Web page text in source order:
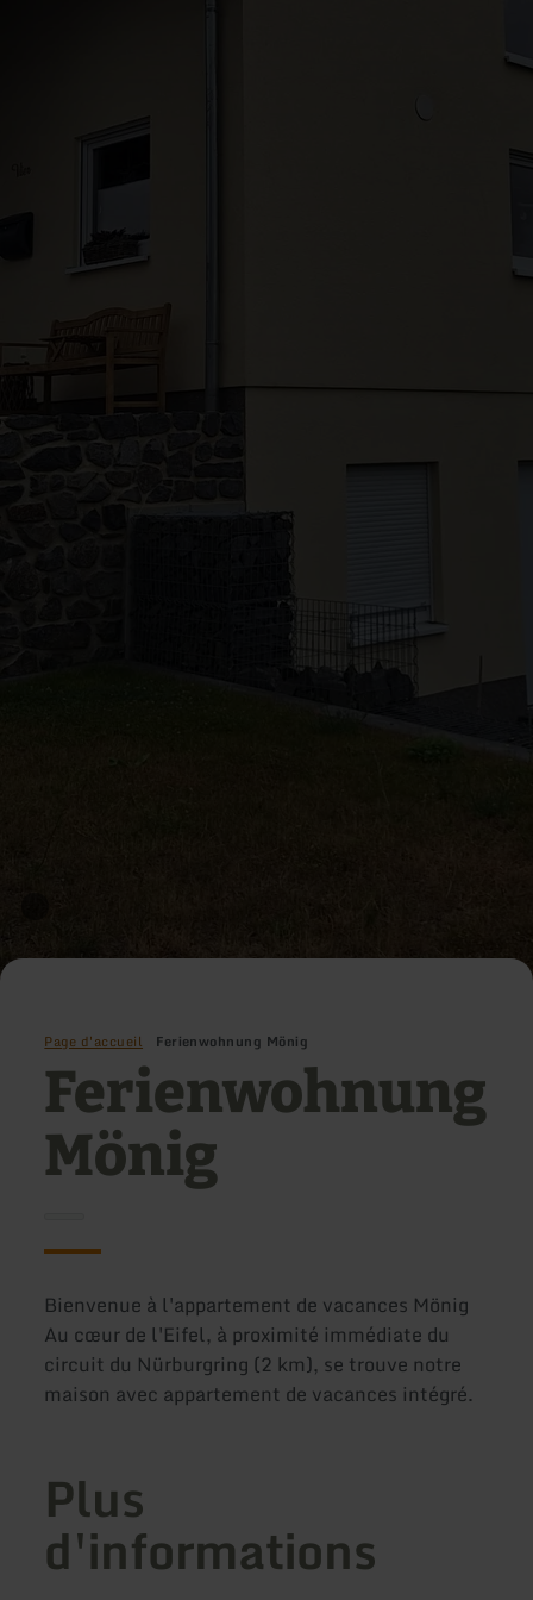
Page d'accueil Ferienwohnung Mönig
Ferienwohnung
Mönig
Bienvenue à l'appartement de vacances Mönig
Au cœur de l'Eifel, à proximité immédiate du
circuit du Nürburgring (2 km), se trouve notre
maison avec appartement de vacances intégré.
Plus
d'informations